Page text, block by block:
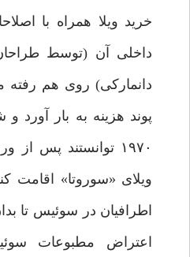
خرید ویلا همراه با
داخلی آن (توسط
دانمارکی) روی هم رفته
پوند هزینه به بار آورد
۱۹۷۰ توانستند پس
ویلای «سوروتا» اقامت
اطرافیان در سوئیس تا
اعتراض مطبوعات